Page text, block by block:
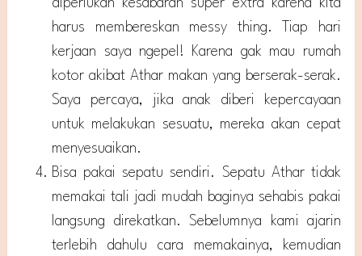
diperlukan kesabaran super extra karena kita
harus membereskan messy thing. Tiap hari
kerjaan saya ngepel! Karena gak mau rumah
kotor akibat Athar makan yang berserak-serak.
Saya percaya, jika anak diberi kepercayaan
untuk melakukan sesuatu, mereka akan cepat
menyesuaikan.
Bisa pakai sepatu sendiri. Sepatu Athar tidak
memakai tali jadi mudah baginya sehabis pakai
langsung direkatkan. Sebelumnya kami ajarin
terlebih dahulu cara memakainya, kemudian